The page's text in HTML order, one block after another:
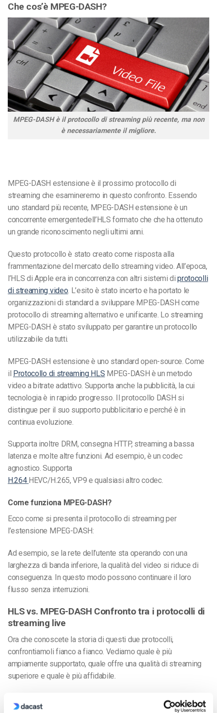
Che cos’è MPEG-DASH?
MPEG-DASH è il protocollo di streaming più recente, ma non
è necessariamente il migliore.
MPEG-DASH estensioneè il prossimo protocollo di
streaming che esamineremo in questo confronto. Essendo
uno standard più recente, MPEG-DASHestensione è un
concorrente emergentedell’HLSformato che che ha ottenuto
un grande riconoscimento negli ultimi anni.
Questo protocollo è stato creato come risposta alla
frammentazione del mercato dello streaming video. All’epoca,
l’HLS di Apple era in concorrenza con altri sistemi diprotocolli
di streaming video . L’esito è stato incerto e ha portato le
organizzazioni di standard a sviluppare MPEG-DASH come
protocollo di streaming alternativo e unificante. Lo streaming
MPEG-DASH è stato sviluppato per garantire un protocollo
utilizzabile da tutti.
MPEG-DASH estensioneè uno standard open-source. Come
il Protocollo di streaming HLS MPEG-DASH è un metodo
video a bitrate adattivo. Supporta anche la pubblicità, la cui
tecnologia è in rapido progresso. Il protocollo DASH si
distingue per il suo supporto pubblicitario e perché è in
continua evoluzione.
Supporta inoltre DRM, consegna HTTP, streaming a bassa
latenza e molte altre funzioni. Ad esempio, è un codec
agnostico. Supporta
H.264 HEVC/H.265, VP9 e qualsiasi altro codec.
Come funziona MPEG-DASH?
Ecco come si presenta il protocollo di streaming per
l’estensione MPEG-DASH:
Ad esempio, se la rete dell’utente sta operando con una
larghezza di banda inferiore, la qualità del video si riduce di
conseguenza. In questo modo possono continuare il loro
flusso senza interruzioni.
HLS vs. MPEG-DASH Confronto tra i protocolli di
streaming live
Ora che conoscete la storia di questi due protocolli,
confrontiamoli fianco a fianco. Vediamo quale è più
ampiamente supportato, quale offre una qualità di streaming
superiore e quale è più affidabile.
Concludiamo il nostro confronto stabilendo quale scegliere.
DASH vs HLS, per lo streaming in diretta.